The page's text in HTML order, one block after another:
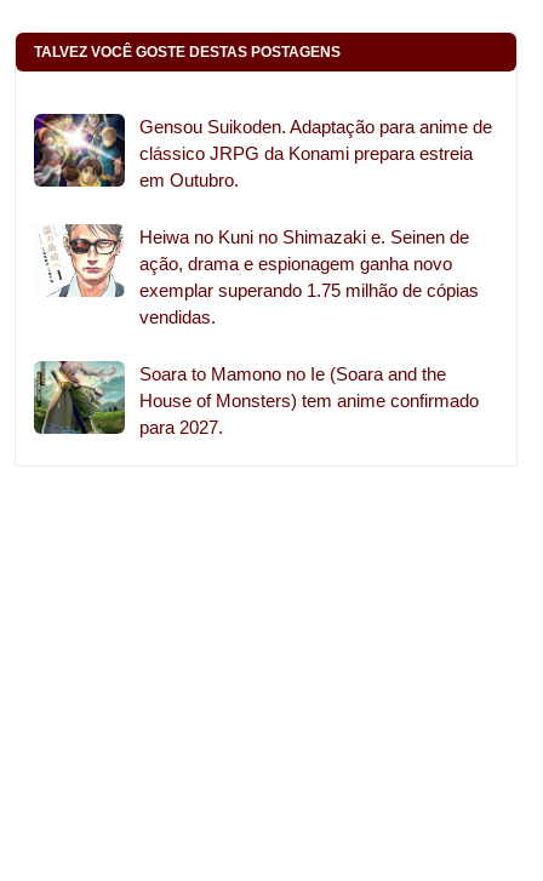
TALVEZ VOCÊ GOSTE DESTAS POSTAGENS
Gensou Suikoden. Adaptação para anime de
clássico JRPG da Konami prepara estreia
em Outubro.
Heiwa no Kuni no Shimazaki e. Seinen de
ação, drama e espionagem ganha novo
exemplar superando 1.75 milhão de cópias
vendidas.
Soara to Mamono no Ie (Soara and the
House of Monsters) tem anime confirmado
para 2027.